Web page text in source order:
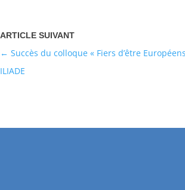
Succès du colloque « Fiers d’être
ILIADE